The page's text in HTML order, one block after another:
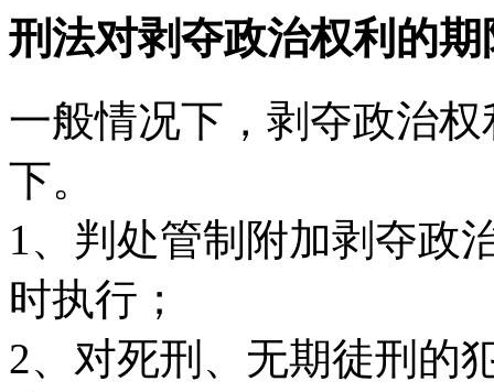
刑法对剥夺政治权利的
一般情况下，剥夺政治
下。
1、判处管制附加剥夺政
时执行；
2、对死刑、无期徒刑的